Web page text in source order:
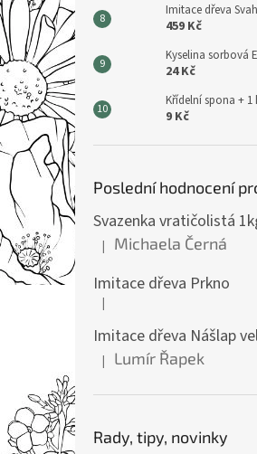
Imitace dřeva
459 Kč
Kyselina sorbová
24 Kč
Křídelní spona + 1
9 Kč
Poslední hodnocení
Svazenka vratičolistá
Hodnocení produktu je 5 z 5
| Michaela Černá
Imitace dřeva Prkno
Hodnocení produktu je 5 z 5
|
Imitace dřeva Nášlap
Hodnocení produktu je 5 z 5
| Lumír Řapek
Rady, tipy, novinky